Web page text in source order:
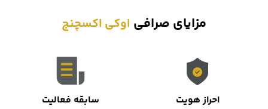
مزایای صرافی اوکی اکسچنج
احراز هویت سابقه فعالیت